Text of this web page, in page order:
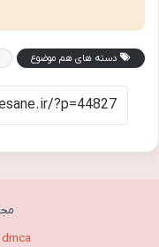
دسته های هم موضوع
dmca